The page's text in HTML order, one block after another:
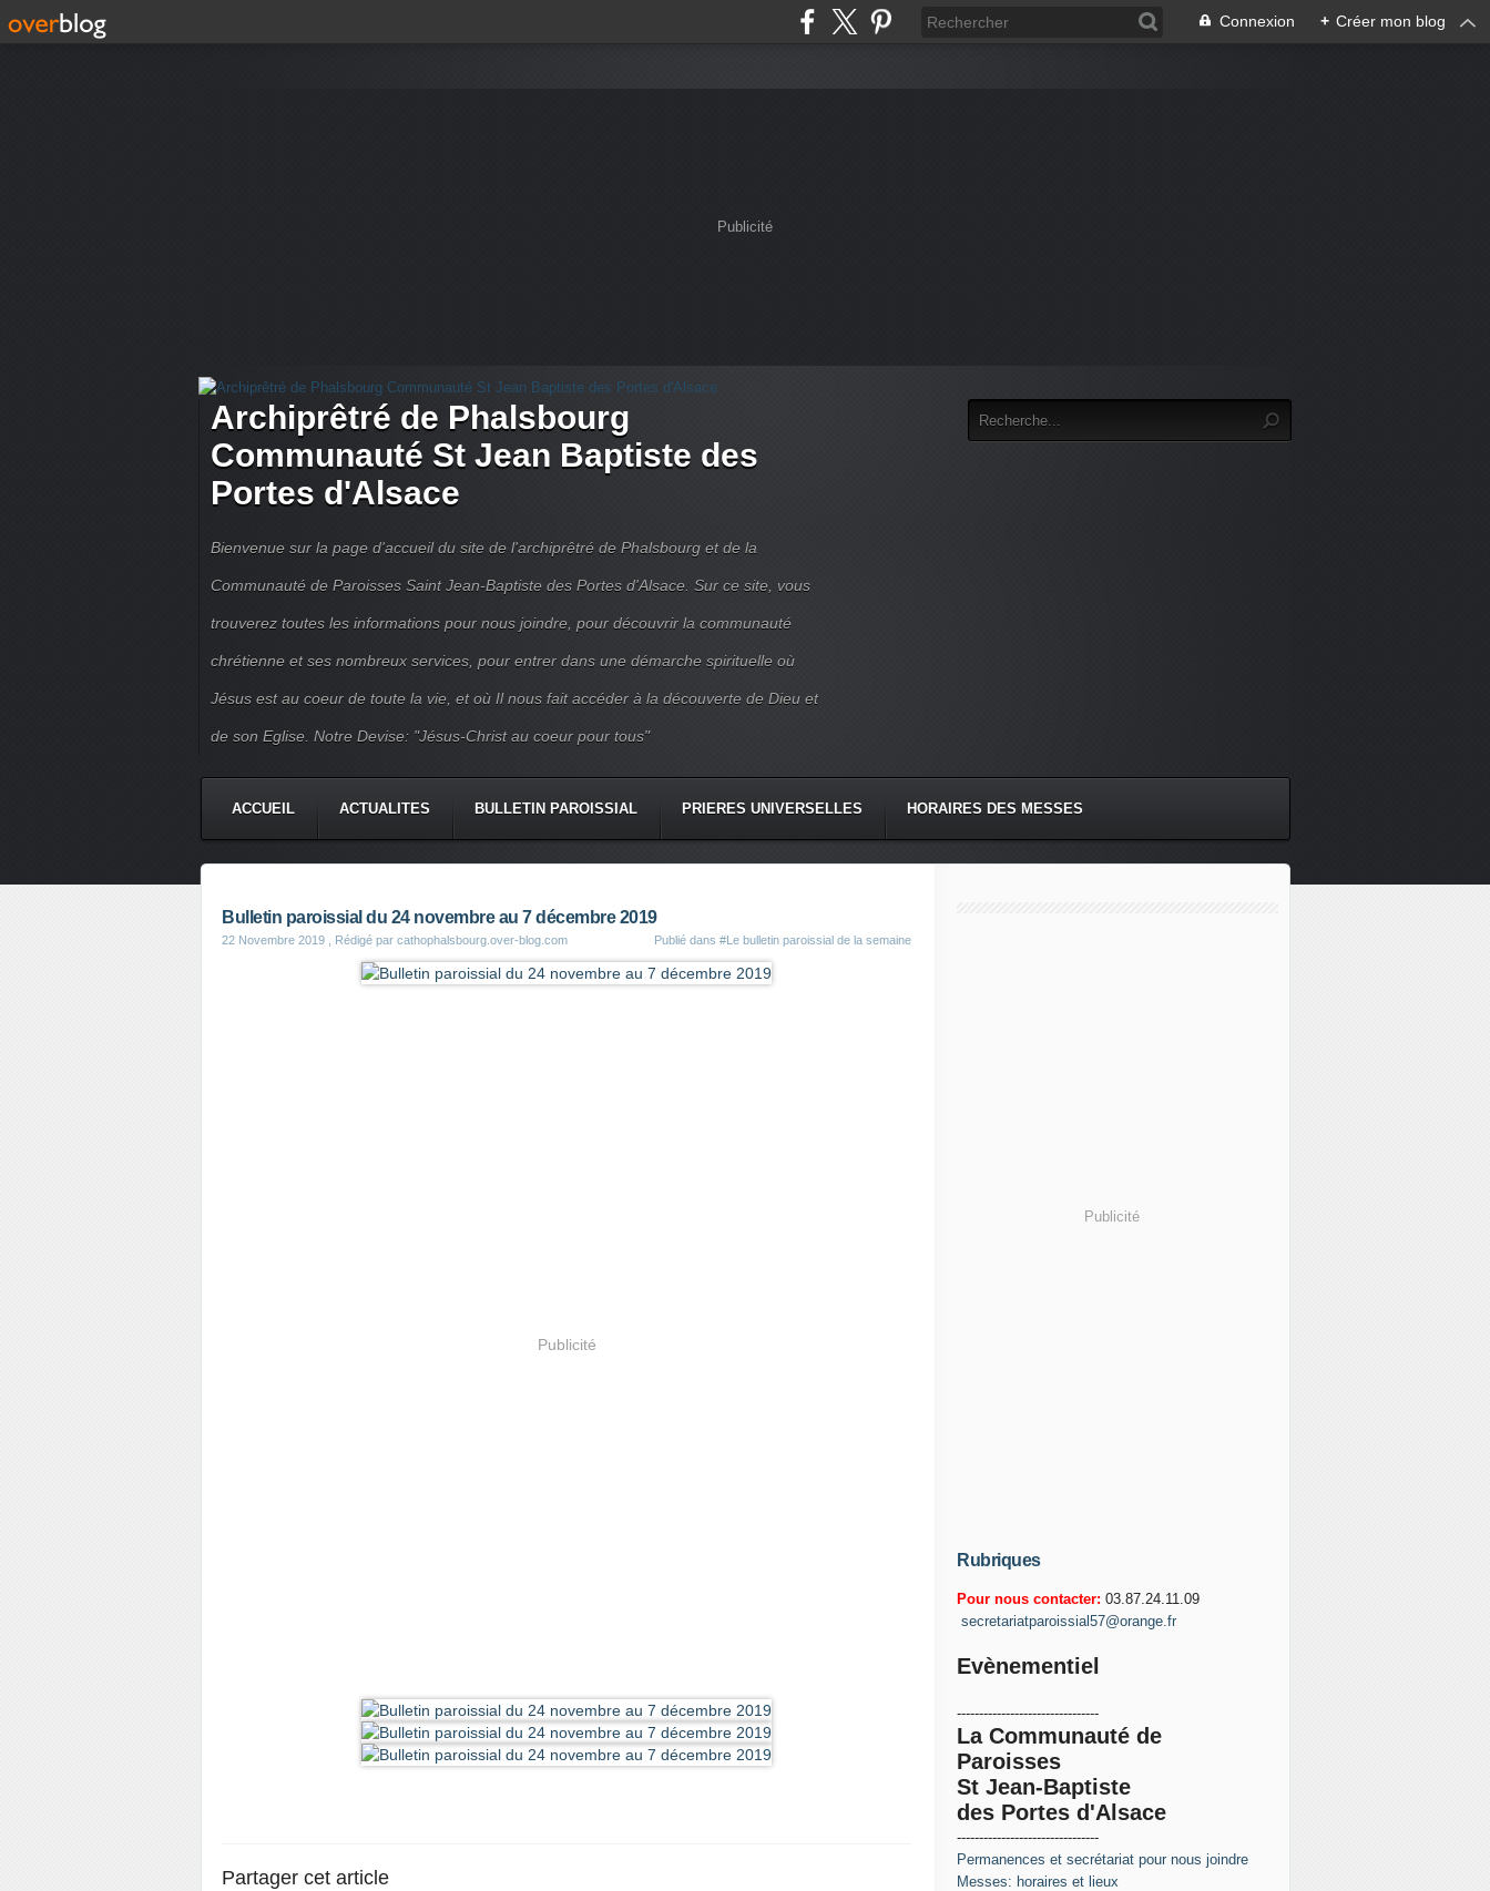
Connexion + Créer mon blog
Publicité
Archiprêtré de Phalsbourg
Communauté St Jean Baptiste des
Portes d'Alsace
Bienvenue sur la page d'accueil du site de l'archiprêtré de Phalsbourg et de la
Communauté de Paroisses Saint Jean-Baptiste des Portes d'Alsace. Sur ce site, vous
trouverez toutes les informations pour nous joindre, pour découvrir la communauté
chrétienne et ses nombreux services, pour entrer dans une démarche spirituelle où
Jésus est au coeur de toute la vie, et où Il nous fait accéder à la découverte de Dieu et
de son Eglise. Notre Devise: "Jésus-Christ au coeur pour tous"
ACCUEIL ACTUALITES BULLETIN PAROISSIAL PRIERES UNIVERSELLES HORAIRES DES MESSES
Bulletin paroissial du 24 novembre au 7 décembre 2019
22 Novembre 2019 , Rédigé par cathophalsbourg.over-blog.com Publié dans #Le bulletin paroissial de la semaine
Publicité
Partager cet article
Publicité
Rubriques
Pour nous contacter: 03.87.24.11.09
secretariatparoissial57@orange.fr
Evènementiel
--------------------------------
La Communauté de
Paroisses
St Jean-Baptiste
des Portes d'Alsace
--------------------------------
Permanences et secrétariat pour nous joindre
Messes: horaires et lieux